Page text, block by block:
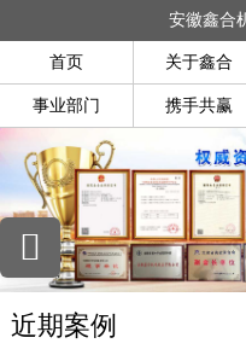
安徽鑫合
首页 关于鑫合
事业部门 携手共赢
近期案例